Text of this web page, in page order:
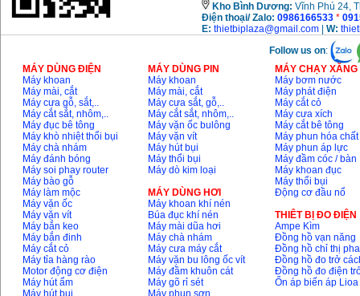
Kho Bình Dương: Vĩnh Phú 24,
Điện thoại/ Zalo: 0986166533 *
E: thietbiplaza@gmail.com W:
Follow us on:
MÁY DÙNG ĐIỆN
Máy khoan
Máy mài, cắt
Máy cưa gỗ, sắt,..
Máy cắt sắt, nhôm,..
Máy đục bê tông
Máy khò nhiệt thổi bụi
Máy chà nhám
Máy đánh bóng
Máy soi phay router
Máy bào gỗ
Máy làm mộc
Máy vặn ốc
Máy vặn vít
Máy bắn keo
Máy bắn đinh
Máy cắt cỏ
Máy tỉa hàng rào
Motor động cơ điện
Máy hút ẩm
MÁY DÙNG PIN
Máy khoan
Máy mài, cắt
Máy cưa sắt, gỗ,..
Máy cắt sắt, nhôm,..
Máy vặn ốc bulông
Máy vặn vít
Máy hút bụi
Máy thổi bụi
Máy dò kim loại
MÁY DÙNG HƠI
Máy khoan khí nén
Búa đục khí nén
Máy mài dũa hơi
Máy chà nhám
Máy cưa máy cắt
Máy vặn bu lông ốc vít
Máy đầm khuôn cát
Máy gõ rỉ sét
MÁY CHẠY
Máy bơm nước
Máy phát điện
Máy cắt cỏ
Máy cưa xích
Máy cắt bê tông
Máy phun hóa chất
Máy phun áp lực
Máy đầm cóc / bàn
Máy khoan đục
Máy thổi bụi
Động cơ đầu nổ
THIÊT BỊ ĐO ĐIỆN
Ampe Kìm
Đồng hồ vạn năng
Đồng hồ chỉ thị pha
Đồng hồ đo trở
Đồng hồ đo điện
Ổn áp biến áp Lioa